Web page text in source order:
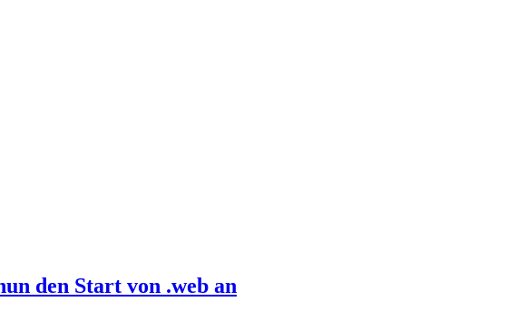
den Start von .web an